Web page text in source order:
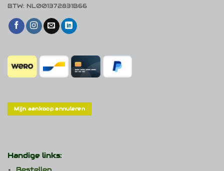
BTW: NL001372831B66
Mijn aankoop annuleren
Handige links: